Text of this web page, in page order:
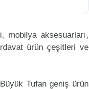
mobilya aksesuarları,
ürün çeşitleri ve
Tufan geniş ürün